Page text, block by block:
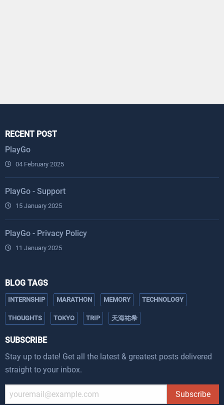
RECENT POST
PlayGo
04 February 2025
PlayGo - Support
15 January 2025
PlayGo - Privacy Policy
11 January 2025
BLOG TAGS
INTERNSHIP MARATHON MEMORY TECHNOLOGY
THOUGHTS TOKYO TRIP 天海祐希
SUBSCRIBE
Stay up to date! Get all the latest & greatest posts delivered
straight to your inbox.
Subscribe